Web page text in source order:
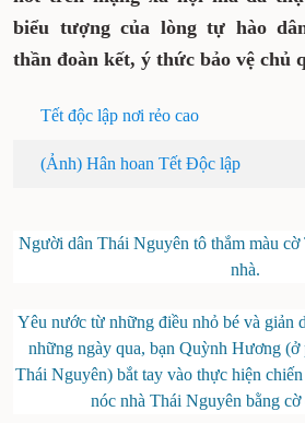
biểu tượng của lòng tự hào
thần đoàn kết, ý thức bảo vệ chủ
Tết độc lập nơi rẻo cao
(Ảnh) Hân hoan Tết Độc lập
Người dân Thái Nguyên tô thắm màu
nhà.
Yêu nước từ những điều nhỏ bé và giản
những ngày qua, bạn Quỳnh Hương
Thái Nguyên) bắt tay vào thực hiện
nóc nhà Thái Nguyên bằng cờ